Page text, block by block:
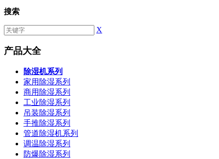
搜索
X
产品大全
除湿机系列
家用除湿系列
商用除湿系列
工业除湿系列
吊装除湿系列
手推除湿系列
管道除湿机系列
调温除湿系列
防爆除湿系列